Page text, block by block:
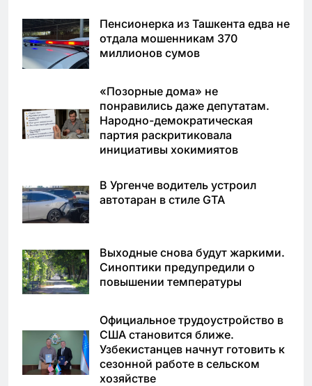
Пенсионерка из Ташкента едва не
отдала мошенникам 370
миллионов сумов
«Позорные дома» не
понравились даже депутатам.
Народно-демократическая
партия раскритиковала
инициативы хокимиятов
В Ургенче водитель устроил
автотаран в стиле GTA
Выходные снова будут жаркими.
Синоптики предупредили о
повышении температуры
Официальное трудоустройство в
США становится ближе.
Узбекистанцев начнут готовить к
сезонной работе в сельском
хозяйстве